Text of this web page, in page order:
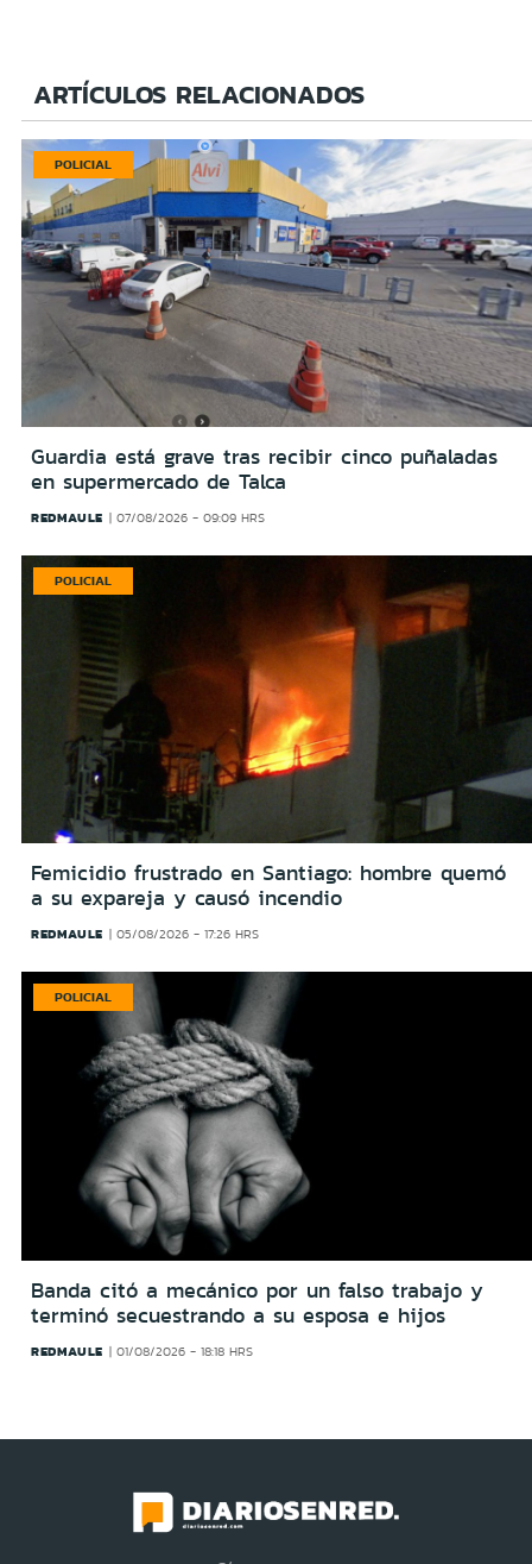
ARTÍCULOS RELACIONADOS
POLICIAL
Guardia está grave tras recibir cinco puñaladas
en supermercado de Talca
REDMAULE 07/08/2026 - 09:09 HRS
POLICIAL
Femicidio frustrado en Santiago: hombre quemó
a su expareja y causó incendio
REDMAULE 05/08/2026 - 17:26 HRS
POLICIAL
Banda citó a mecánico por un falso trabajo y
terminó secuestrando a su esposa e hijos
REDMAULE 01/08/2026 - 18:18 HRS